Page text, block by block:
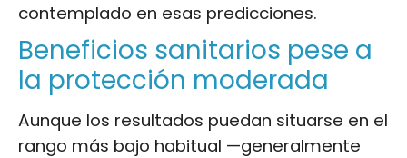
contemplado en esas predicciones.
Beneficios sanitarios pese a
la protección moderada
Aunque los resultados puedan situarse en el
rango más bajo habitual —generalmente